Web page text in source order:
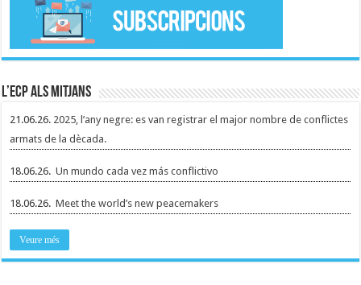
L’ECP als mitjans
21.06.26. 2025, l’any negre: es van registrar el major nombre de conflictes
armats de la dècada.
18.06.26.Un mundo cada vez más conflictivo
18.06.26.Meet the world’s new peacemakers
Veure més